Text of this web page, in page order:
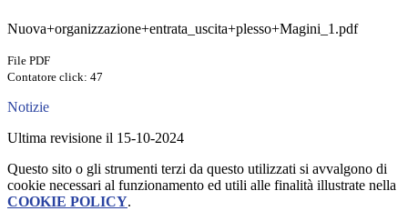
Nuova+organizzazione+entrata_uscita+plesso+Magini_1.pdf
File PDF
Contatore click: 47
Notizie
Ultima revisione il 15-10-2024
Questo sito o gli strumenti terzi da questo utilizzati si avvalgono di
cookie necessari al funzionamento ed utili alle finalità illustrate nella
COOKIE POLICY.